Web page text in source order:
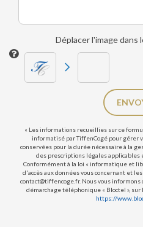
Déplacer l'image dans
« Les informations recueillies sur ce
informatisé par TiffenCogé pour gérer
conservées pour la durée nécessaire à la
des prescriptions légales applicables
Conformément à la loi « informatique et
d'accès aux données vous concernant et
contact@tiffencoge.fr. Nous vous
démarchage téléphonique « Bloctel »,
https://